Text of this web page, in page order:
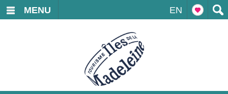
EN
MENU